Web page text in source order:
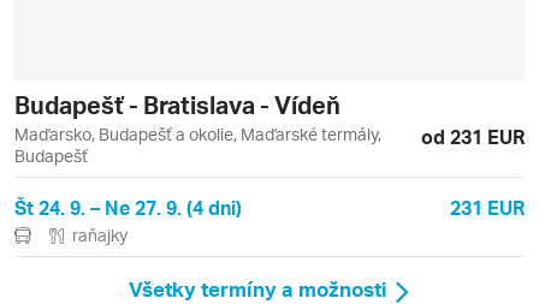
Budapešť - Bratislava - Vídeň
Maďarsko, Budapešť a okolie, Maďarské termály,
Budapešť
od 231 EUR
Št 24. 9. – Ne 27. 9. (4 dni) 231 EUR
raňajky
Všetky termíny a možnosti